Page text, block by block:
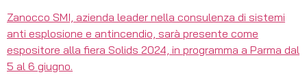
Zanocco SMI, azienda leader nella consulenza di sistemi
anti esplosione e antincendio, sarà presente come
espositore alla fiera Solids 2024, in programma a Parma dal
5 al 6 giugno.